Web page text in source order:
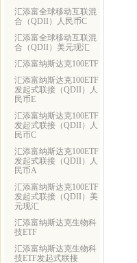
汇添富全球移动互联混
合（QDII）人民币C
汇添富全球移动互联混
合（QDII）美元现汇
汇添富纳斯达克100ETF
汇添富纳斯达克100ETF
发起式联接（QDII）人
民币E
汇添富纳斯达克100ETF
发起式联接（QDII）人
民币C
汇添富纳斯达克100ETF
发起式联接（QDII）人
民币A
汇添富纳斯达克100ETF
发起式联接（QDII）美
元现汇
汇添富纳斯达克生物科
技ETF
汇添富纳斯达克生物科
技ETF发起式联接